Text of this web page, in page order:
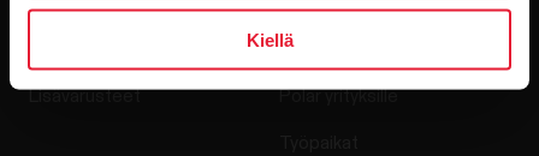
Kiellä
Lisävarusteet
Science
Polar yrityksille